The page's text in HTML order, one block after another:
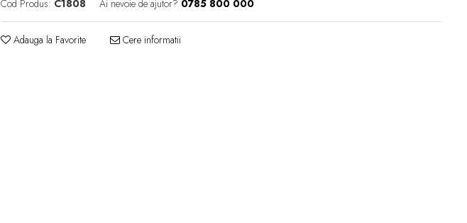
Cod Produs: C1808 Ai nevoie de ajutor? 0785 800 000
Adauga la Favorite Cere informatii